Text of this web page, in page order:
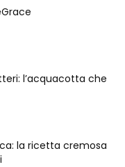
l’acquacotta che
la ricetta cremosa